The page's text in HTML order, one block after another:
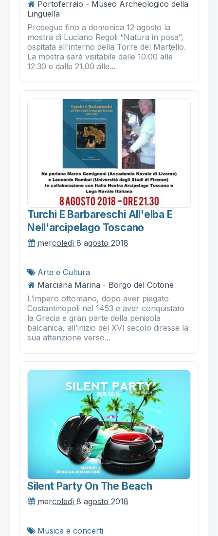
Portoferraio - Museo Archeologico della
Linguella
Prosegue fino a domenica 12 agosto la
mostra di Luciano Regoli “Natura in posa”,
ospitata all’interno della Torre del Martello.
La mostra sarà visitabile dalle 10.00 alle
12.30 e dalle 21.00 alle...
Turchi E Barbareschi All'elba E
Nell'arcipelago Toscano
mercoledì 8 agosto 2018
Arte e Cultura
Marciana Marina - Borgo del Cotone
L’impero ottomano, dopo aver piegato
Costantinopoli nel 1453 e aver conquistato
la Grecia e gran parte della penisola
balcanica, all’inizio del XVI secolo diresse la
sua attenzione verso...
Silent Party On The Beach
mercoledì 8 agosto 2018
Musica e concerti